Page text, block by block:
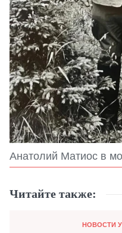
Анатолий Матиос в
Читайте также:
Категория
НОВОСТИ